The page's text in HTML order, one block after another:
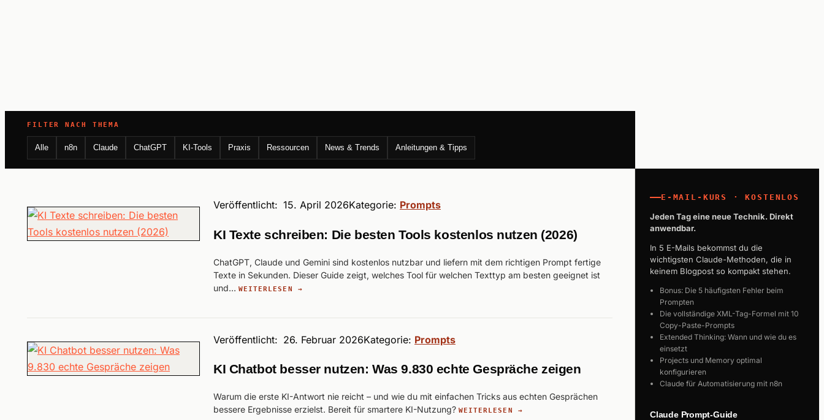
FILTER NACH THEMA
Alle n8n Claude ChatGPT KI-Tools Praxis Ressourcen News & Trends Anleitungen & Tipps
Veröffentlicht: 15. April 2026Kategorie: Prompts
KI Texte schreiben: Die besten Tools kostenlos nutzen (2026)
ChatGPT, Claude und Gemini sind kostenlos nutzbar und liefern mit dem richtigen Prompt fertige
Texte in Sekunden. Dieser Guide zeigt, welches Tool für welchen Texttyp am besten geeignet ist
und… WEITERLESEN →
Veröffentlicht: 26. Februar 2026Kategorie: Prompts
KI Chatbot besser nutzen: Was 9.830 echte Gespräche zeigen
Warum die erste KI-Antwort nie reicht – und wie du mit einfachen Tricks aus echten Gesprächen
bessere Ergebnisse erzielst. Bereit für smartere KI-Nutzung? WEITERLESEN →
E-MAIL-KURS · KOSTENLOS
Jeden Tag eine neue Technik. Direkt
anwendbar.
In 5 E-Mails bekommst du die
wichtigsten Claude-Methoden, die in
keinem Blogpost so kompakt stehen.
Bonus: Die 5 häufigsten Fehler beim
Prompten
Die vollständige XML-Tag-Formel mit 10
Copy-Paste-Prompts
Extended Thinking: Wann und wie du es
einsetzt
Projects und Memory optimal
konfigurieren
Claude für Automatisierung mit n8n
Claude Prompt-Guide